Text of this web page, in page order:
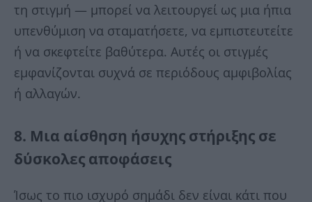
τη στιγμή — μπορεί να λειτουργεί ως μια ήπια
υπενθύμιση να σταματήσετε, να εμπιστευτείτε
ή να σκεφτείτε βαθύτερα. Αυτές οι στιγμές
εμφανίζονται συχνά σε περιόδους αμφιβολίας
ή αλλαγών.
8. Μια αίσθηση ήσυχης στήριξης σε
δύσκολες αποφάσεις
Ίσως το πιο ισχυρό σημάδι δεν είναι κάτι που